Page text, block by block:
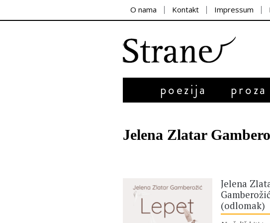
O nama Kontakt Impressum
poezija proza
Jelena Zlatar
Jelena
(odlomak)